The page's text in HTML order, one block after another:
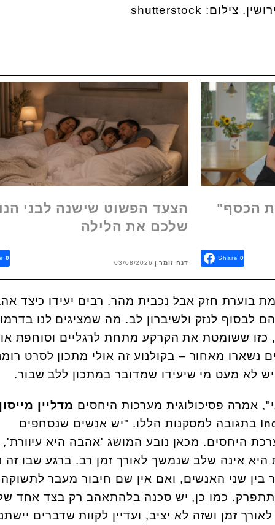
הכסף"
Share 0
הצעד הפשוט שישנה לבני
שלכם את הלילה
דנה זומר 03/08/2026
0
בוערת חזק אבל נכבית מהר. רבים יעידו כיצד
לבסוף לנזק ולשיברון לב. מה שמציגים לנו
כזו ששומטת את הקרקע מתחת לרגליים וסוחפת
נשארו מאחור – בקולנוע זה אולי מתכון לסרט
לא מעט מי שיעידו שמדובר במתכון ללב שבור.
אמרה פסיכולוגית מערכות היחסים מדליין
למגזין ה-Independent בתגובה למסקנות הללו. "יש אנשים שנסחפים
היחסים. מכאן נובע המושג 'אהבה היא עיוורת',
אינה שלב שנמשך לאורך זמן רב. ברגע שבו זה
שני האנשים, ואם אין שם חיבור מעבר
כמו כן, יש סכנה בלהתאהב רק בצד אחד
זמן ושזה לא יציב, ועדיין לקוות שדברים